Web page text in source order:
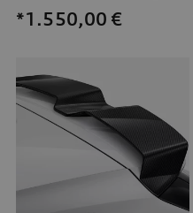
*1.550,00 €